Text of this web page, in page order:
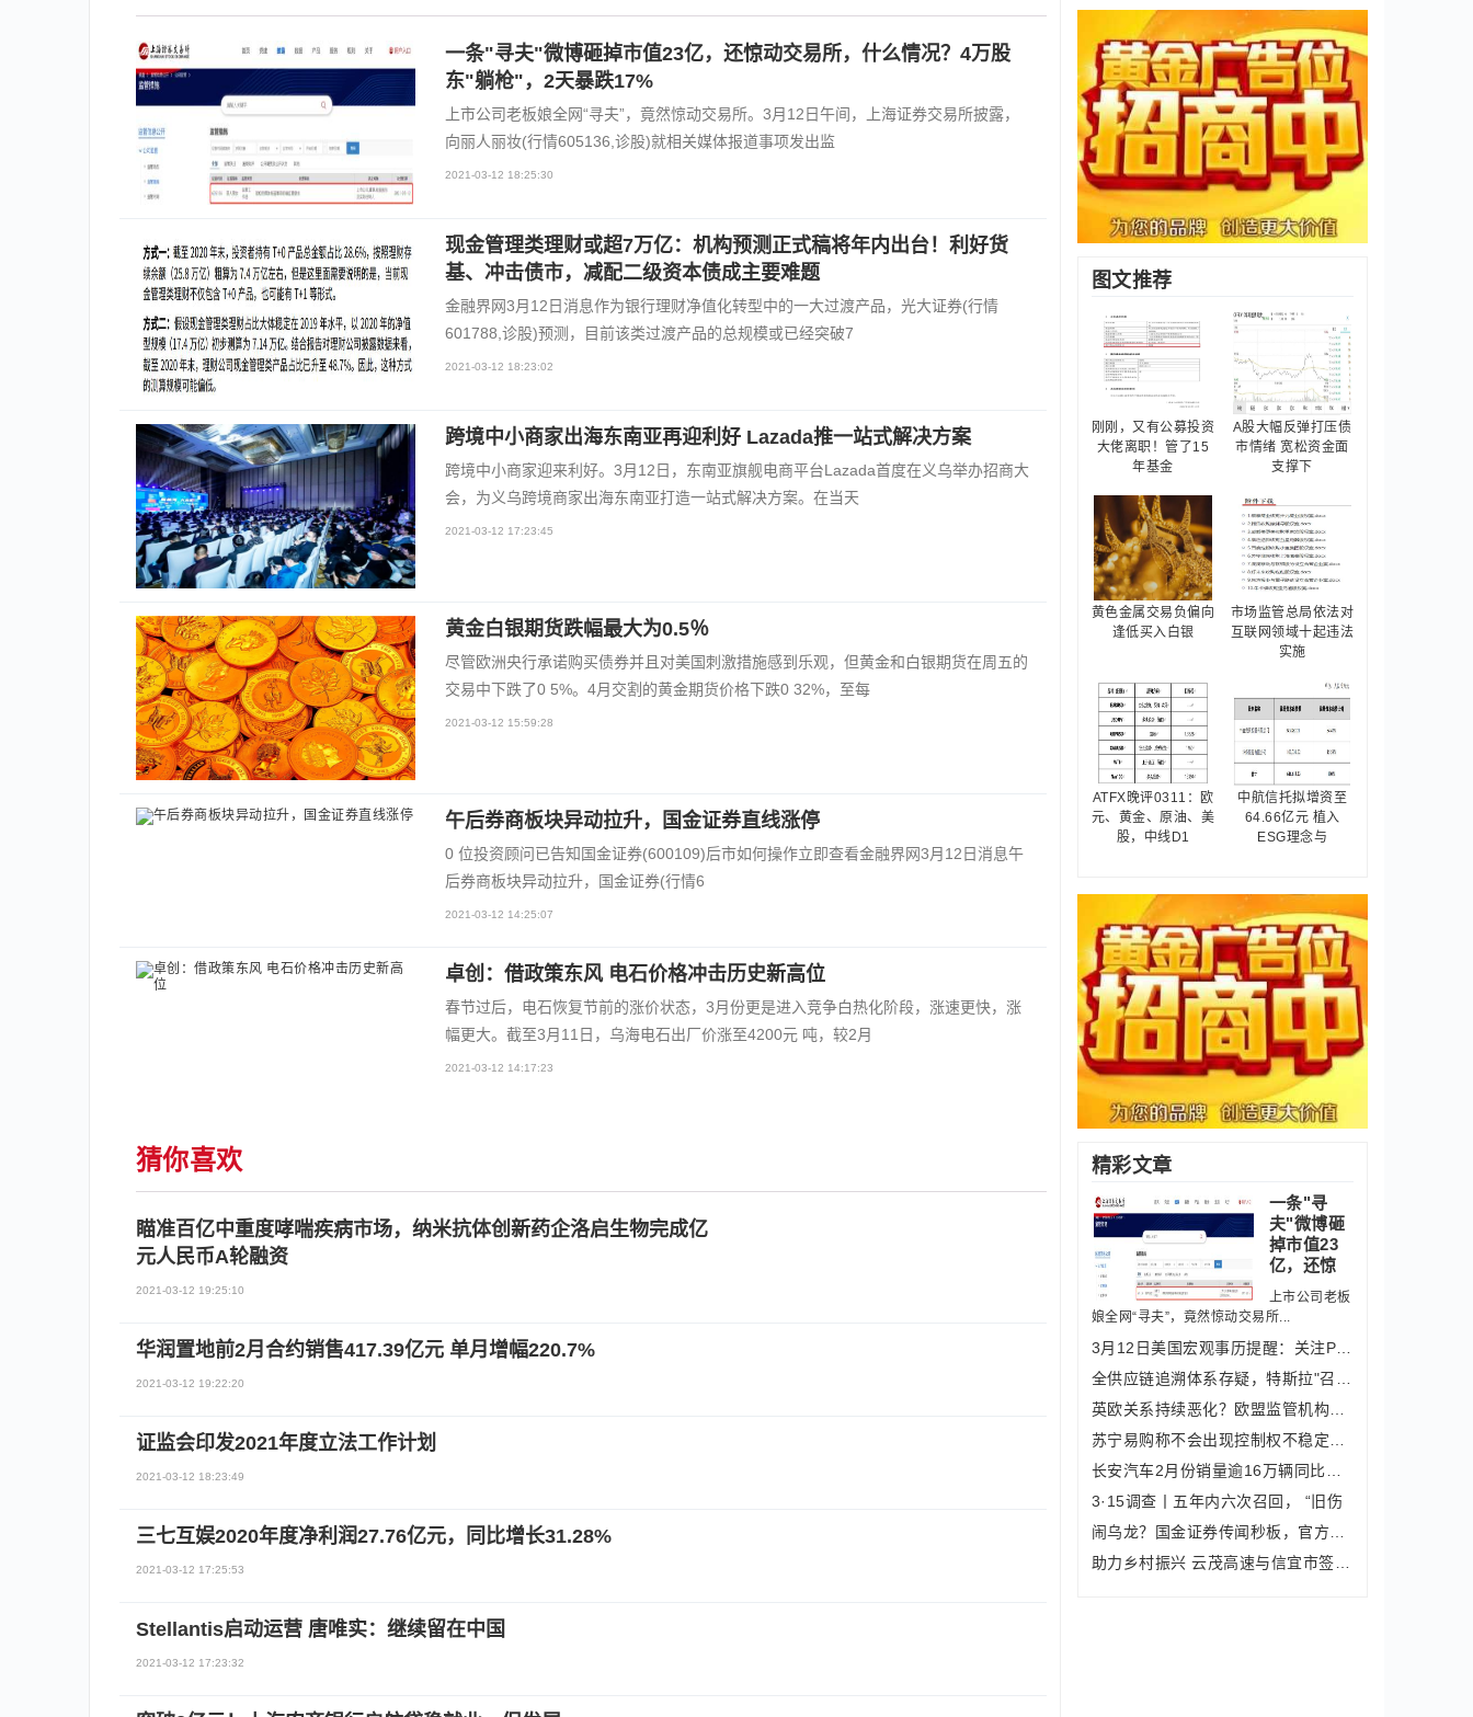
一条"寻夫"微博砸掉市值23亿，还惊动交易所，什么情况？4万股
东"躺枪"，2天暴跌17%
上市公司老板娘全网“寻夫”，竟然惊动交易所。3月12日午间，上海证券交易所披露，
向丽人丽妆(行情605136,诊股)就相关媒体报道事项发出监
2021-03-12 18:25:30
现金管理类理财或超7万亿：机构预测正式稿将年内出台！利好货
基、冲击债市，减配二级资本债成主要难题
金融界网3月12日消息作为银行理财净值化转型中的一大过渡产品，光大证券(行情
601788,诊股)预测，目前该类过渡产品的总规模或已经突破7
2021-03-12 18:23:02
跨境中小商家出海东南亚再迎利好 Lazada推一站式解决方案
跨境中小商家迎来利好。3月12日，东南亚旗舰电商平台Lazada首度在义乌举办招商大
会，为义乌跨境商家出海东南亚打造一站式解决方案。在当天
2021-03-12 17:23:45
黄金白银期货跌幅最大为0.5％
尽管欧洲央行承诺购买债券并且对美国刺激措施感到乐观，但黄金和白银期货在周五的
交易中下跌了0 5%。4月交割的黄金期货价格下跌0 32%，至每
2021-03-12 15:59:28
午后券商板块异动拉升，国金证券直线涨停
0 位投资顾问已告知国金证券(600109)后市如何操作立即查看金融界网3月12日消息午
后券商板块异动拉升，国金证券(行情6
2021-03-12 14:25:07
卓创：借政策东风 电石价格冲击历史新高位
春节过后，电石恢复节前的涨价状态，3月份更是进入竞争白热化阶段，涨速更快，涨
幅更大。截至3月11日，乌海电石出厂价涨至4200元 吨，较2月
2021-03-12 14:17:23
猜你喜欢
瞄准百亿中重度哮喘疾病市场，纳米抗体创新药企洛启生物完成亿
元人民币A轮融资
2021-03-12 19:25:10
华润置地前2月合约销售417.39亿元 单月增幅220.7%
2021-03-12 19:22:20
证监会印发2021年度立法工作计划
2021-03-12 18:23:49
三七互娱2020年度净利润27.76亿元，同比增长31.28%
2021-03-12 17:25:53
Stellantis启动运营 唐唯实：继续留在中国
2021-03-12 17:23:32
图文推荐
刚刚，又有公募投资
大佬离职！管了15
年基金
A股大幅反弹打压债
市情绪 宽松资金面
支撑下
黄色金属交易负偏向
逢低买入白银
市场监管总局依法对
互联网领域十起违法
实施
ATFX晚评0311：欧
元、黄金、原油、美
股，中线D1
中航信托拟增资至
64.66亿元 植入
ESG理念与
精彩文章
一条"寻
夫"微博砸
掉市值23
亿，还惊
上市公司老板
娘全网“寻夫”，竟然惊动交易所...
3·15调查丨五年内六次召回， “旧伤